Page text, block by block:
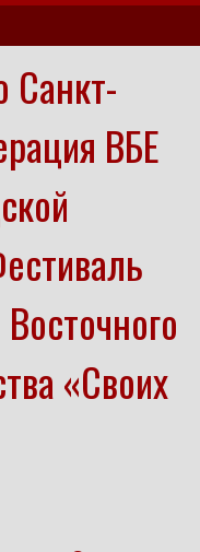
Санкт-
ВБЕ
«Своих